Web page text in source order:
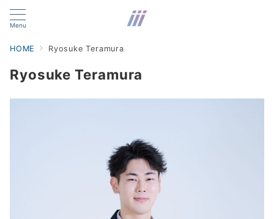
Menu
HOME Ryosuke Teramura
Ryosuke Teramura